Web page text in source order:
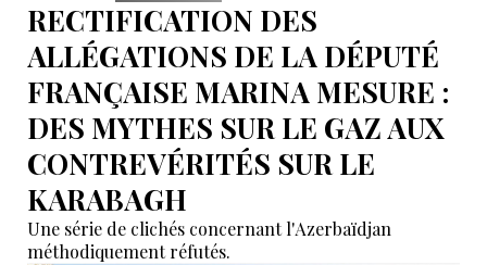
RECTIFICATION DES
ALLÉGATIONS DE LA DÉPUTÉ
FRANÇAISE MARINA MESURE :
DES MYTHES SUR LE GAZ AUX
CONTREVÉRITÉS SUR LE
KARABAGH
Une série de clichés concernant l'Azerbaïdjan
méthodiquement réfutés.